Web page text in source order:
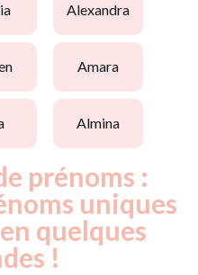
alexandra
amara
almina
prénoms :
uniques
quelques
!